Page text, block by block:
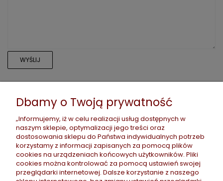
WYŚLIJ
POMOC
PŁATNOŚCI I DOSTAWA
Dbamy o Twoją prywatność
„Informujemy, iż w celu realizacji usług dostępnych w
naszym sklepie, optymalizacji jego treści oraz
dostosowania sklepu do Państwa indywidualnych potrzeb
korzystamy z informacji zapisanych za pomocą plików
cookies na urządzeniach końcowych użytkowników. Pliki
cookies można kontrolować za pomocą ustawień swojej
przeglądarki internetowej. Dalsze korzystanie z naszego